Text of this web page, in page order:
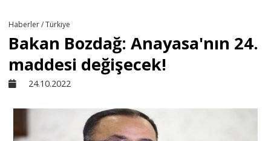
Derkenar
Kültür - Sanat
Haberler / Türkiye
Bakan Bozdağ: Anayasa'nın 24.
maddesi değişecek!
24.10.2022